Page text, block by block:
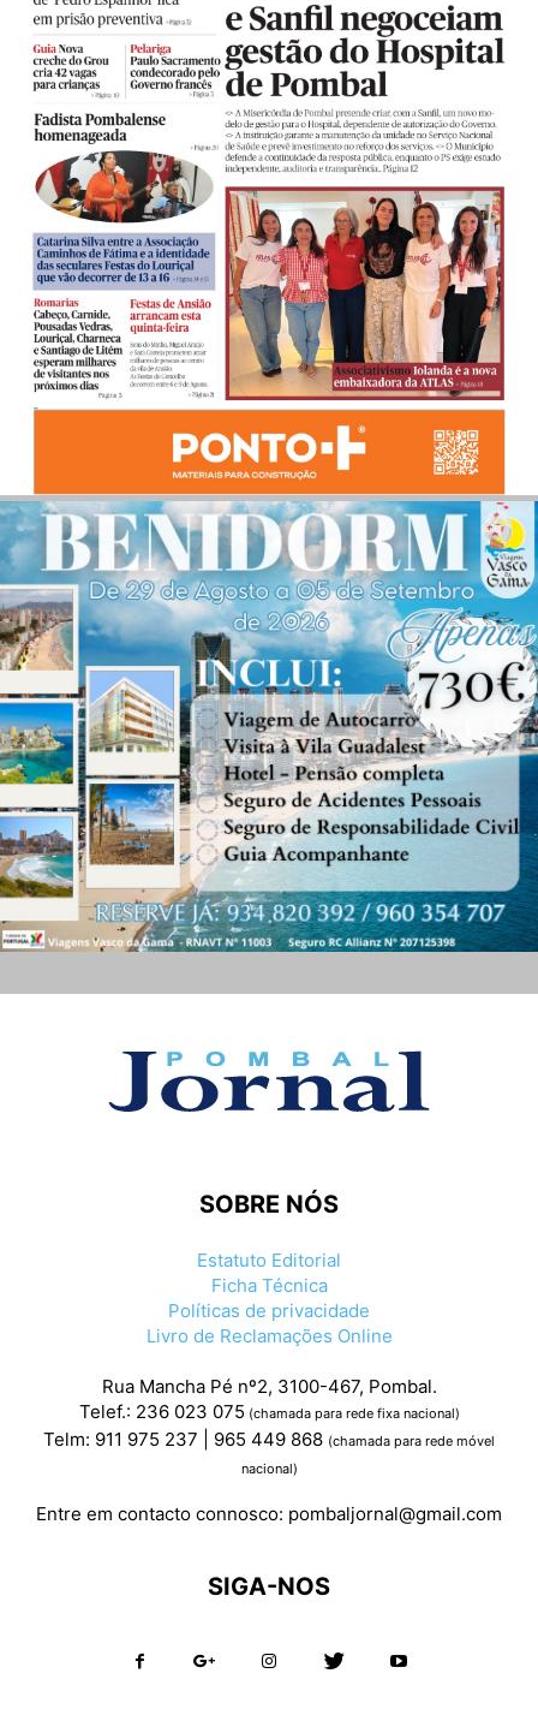
SOBRE NÓS
Estatuto Editorial
Ficha Técnica
Políticas de privacidade
Livro de Reclamações Online
Rua Mancha Pé nº2, 3100-467, Pombal.
Telef.: 236 023 075 (chamada para rede fixa nacional)
Telm: 911 975 237 | 965 449 868 (chamada para rede móvel
nacional)
Entre em contacto connosco: pombaljornal@gmail.com
SIGA-NOS